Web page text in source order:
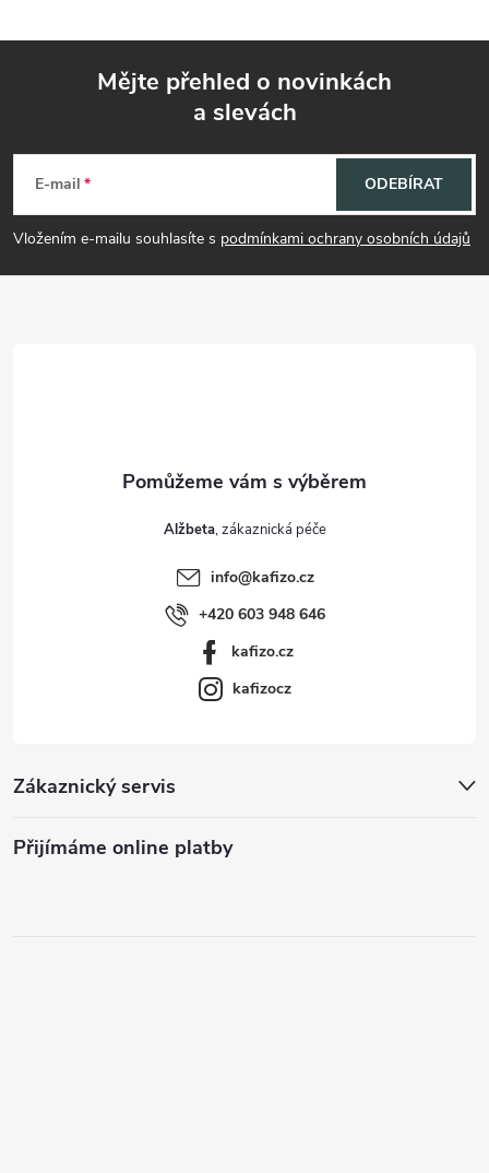
p
a
Mějte přehled o novinkách
a slevách
E-mail
Vložením e-mailu souhlasíte s podmínkami ochrany osobních údajů
ODEBÍRAT
Zákaznický servis
Přijímáme online platby
Alžbeta
info@kafizo.cz
+420 603 948 646
kafizo.cz
kafizocz